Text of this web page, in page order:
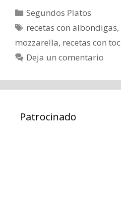
Categorías
Segundos Platos
Etiquetas
recetas con albondigas,
mozzarella, recetas con
Deja un comentario
Patrocinado